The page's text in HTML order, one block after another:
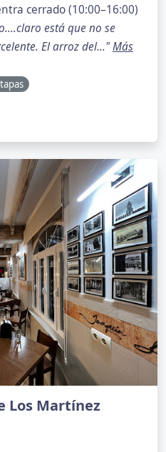
cerrado (10:00–16:00)
está que no se
El arroz del..."Más
Los Martínez